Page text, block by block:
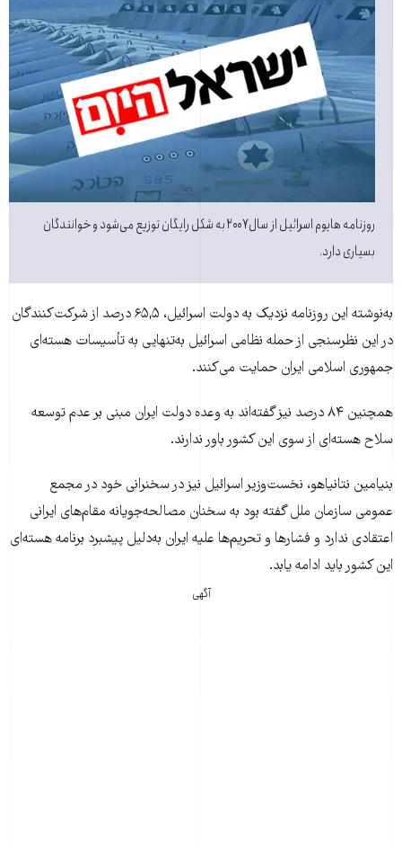
روزنامه هايوم اسرائيل از سال ۲۰۰۷ به شکل رايگان توزيع می‌شود و خوانندگان
بسياری دارد.
به‌نوشته اين روزنامه نزديک به دولت اسرائيل، ۶۵,۵ درصد از شرکت‌کنندگان
در اين نظرسنجی از حمله نظامی اسرائيل به‌تنهايی به تأسيسات هسته‌ای
جمهوری اسلامی ايران حمايت می‌کنند.
همچنين ۸۴ درصد نيز گفته‌اند به وعده دولت ايران مبنی بر عدم توسعه
سلاح هسته‌ای از سوی اين کشور باور ندارند.
بنيامين نتانياهو، نخست‌وزير اسرائيل نيز در سخنرانی خود در مجمع
عمومی سازمان ملل گفته بود به سخنان مصالحه‌جويانه مقام‌های ايرانی
اعتقادی ندارد و فشارها و تحريم‌ها عليه ايران به‌دليل پيشبرد برنامه هسته‌ای
اين کشور بايد ادامه يابد.
آگهی